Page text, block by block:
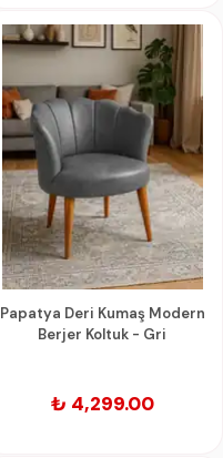
Papatya Deri Kumaş Modern
Berjer Koltuk - Gri
₺ 4,299.00